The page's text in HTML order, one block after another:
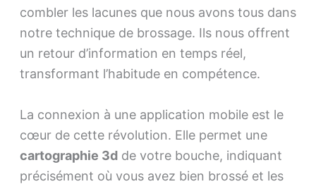
combler les lacunes que nous avons tous dans
notre technique de brossage. Ils nous offrent
un retour d’information en temps réel,
transformant l’habitude en compétence.
La connexion à une application mobile est le
cœur de cette révolution. Elle permet une
cartographie 3dde votre bouche, indiquant
précisément où vous avez bien brossé et les